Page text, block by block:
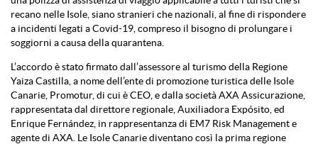
recano nelle Isole, siano stranieri che nazionali, al fine di rispondere
a incidenti legati a Covid-19, compreso il bisogno di prolungare i
soggiorni a causa della quarantena.
L’accordo è stato firmato dall’assessore al turismo della Regione
Yaiza Castilla, a nome dell’ente di promozione turistica delle Isole
Canarie, Promotur, di cui è CEO, e dalla società AXA Assicurazione,
rappresentata dal direttore regionale, Auxiliadora Expósito, ed
Enrique Fernández, in rappresentanza di EM7 Risk Management e
agente di AXA. Le Isole Canarie diventano così la prima regione